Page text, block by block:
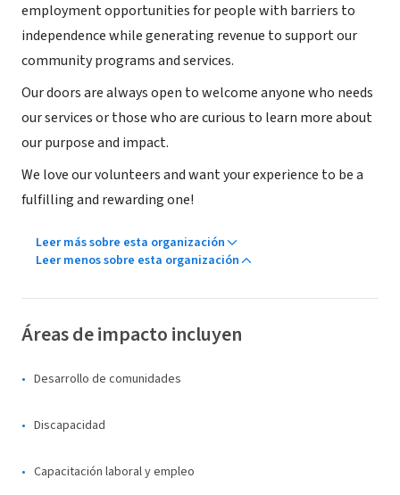
employment opportunities for people with barriers to
independence while generating revenue to support our
community programs and services.
Our doors are always open to welcome anyone who needs
our services or those who are curious to learn more about
our purpose and impact.
We love our volunteers and want your experience to be a
fulfilling and rewarding one!
Leer más sobre esta organización
Leer menos sobre esta organización
Áreas de impacto incluyen
Desarrollo de comunidades
Discapacidad
Capacitación laboral y empleo